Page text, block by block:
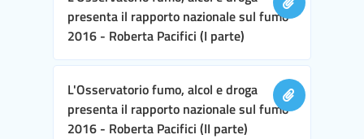
presenta il rapporto nazionale sul fumo
2016 - Roberta Pacifici (I parte)
L'Osservatorio fumo, alcol e droga
presenta il rapporto nazionale sul fumo
2016 - Roberta Pacifici (II parte)